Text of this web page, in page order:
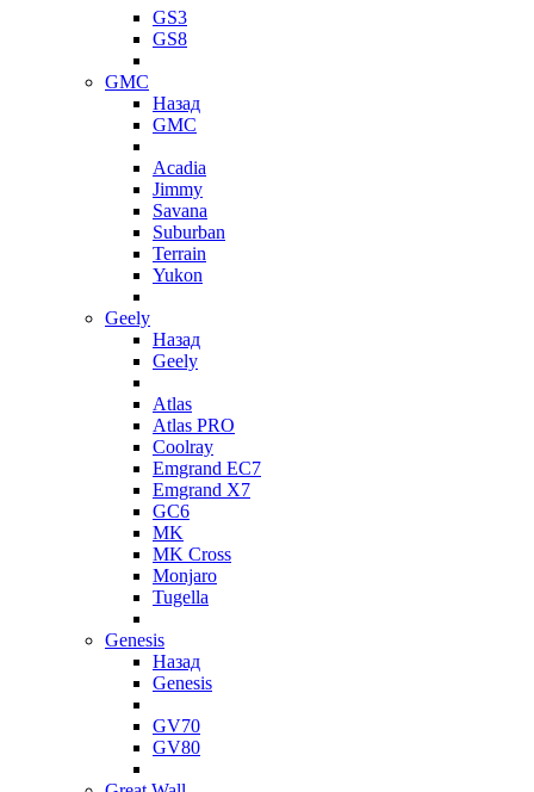
GS3
GS8
GMC
Назад
GMC
Acadia
Jimmy
Savana
Suburban
Terrain
Yukon
Geely
Назад
Geely
Atlas
Atlas PRO
Coolray
Emgrand EC7
Emgrand X7
GC6
MK
MK Cross
Monjaro
Tugella
Genesis
Назад
Genesis
GV70
GV80